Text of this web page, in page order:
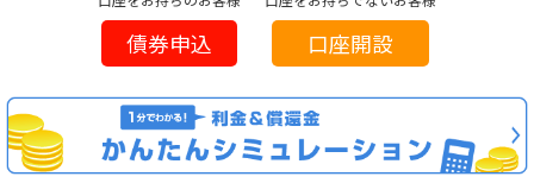
債券申込 口座開設